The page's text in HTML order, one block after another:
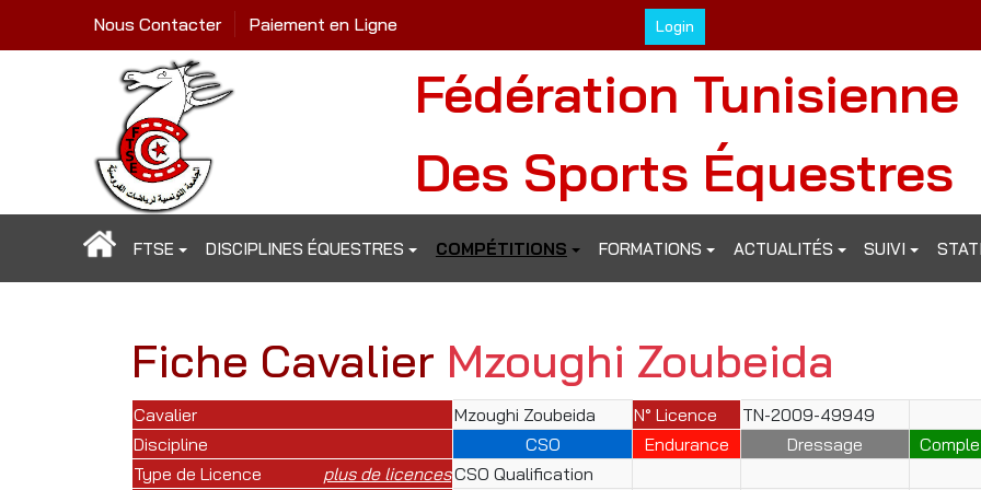
Login
Nous Contacter Paiement en Ligne
Fédération Tunisienne
Des Sports Équestres
FTSE DISCIPLINES ÉQUESTRES COMPÉTITIONS FORMATIONS ACTUALITÉS SUIVI
Fiche Cavalier Mzoughi Zoubeida
Cavalier Mzoughi Zoubeida N° Licence
TN-2009-49949
Discipline
CSO Endurance Dressage
Type de Licence
plus de licencesCSO Qualification